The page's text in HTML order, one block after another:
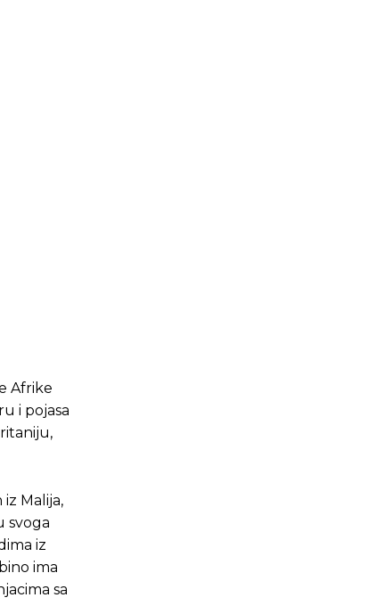
Afrike
i pojasa
Malija,
svoga
iz
ima
sa